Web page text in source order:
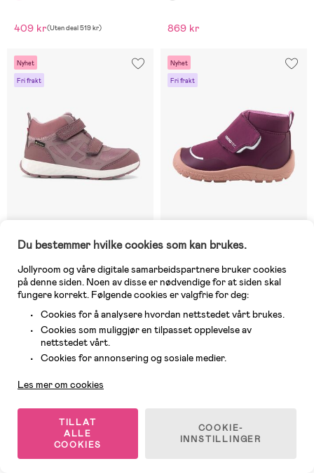
409 kr(Uten deal519 kr) 869 kr
Nyhet
Fri frakt
(2)
Viking Veme Reflex GTX 2V Mid
Vanntette Sneakers,
Antiquerose
1 269 kr
Nyhet
Fri frakt
(0)
Reima Hyppii Barefoot Mid
Sneakers, Deep Purple
Du bestemmer hvilke cookies som kan brukes.
Jollyroom og våre digitale samarbeidspartnere bruker cookies
på denne siden. Noen av disse er nødvendige for at siden skal
fungere korrekt. Følgende cookies er valgfrie for deg:
Cookies for å analysere hvordan nettstedet vårt brukes.
Cookies som muliggjør en tilpasset opplevelse av
nettstedet vårt.
Cookies for annonsering og sosiale medier.
Les mer om cookies
TILLAT
ALLE
COOKIES
COOKIE-
INNSTILLINGER